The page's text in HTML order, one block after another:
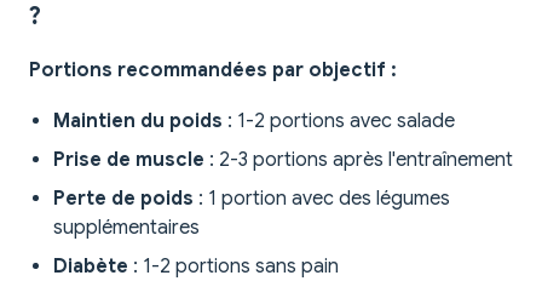
?
Portions recommandées par objectif :
Maintien du poids : 1-2 portions avec salade
Prise de muscle : 2-3 portions après l'entraînement
Perte de poids : 1 portion avec des légumes
supplémentaires
Diabète : 1-2 portions sans pain